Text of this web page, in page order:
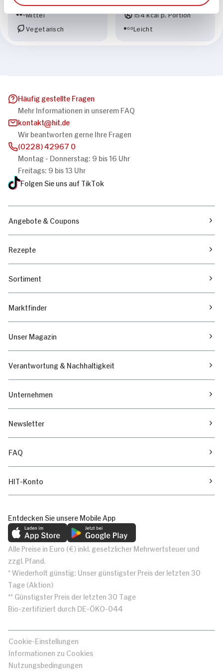
Mittel
Vegetarisch
154 kcal p. Portion
Leicht
Häufig gestellte Fragen
Mehr Informationen in unserem FAQ
kontakt
hit.de
Wir beantworten gerne Ihre Fragen
(0228) 42967 0
Montag - Donnerstag: 9 bis 16 Uhr
Freitags: 9 bis 13 Uhr
Folgen Sie uns auf TikTok
Angebote & Coupons
Rezepte
Sortiment
Marktfinder
Unser Magazin
Verantwortung & Nachhaltigkeit
Unternehmen
Newsletter
FAQ
HIT-Konto
Entdecken Sie unsere Mobile App
Alle Preise in Euro (€) inkl. gesetzlicher Mehrwertsteuer und
zzgl. Pfand.
* Wiederholt günstig: Unser günstigster Preis der letzten 30
Tage (Aktion)
** Günstigster Preis der letzten 30 Tage
Bio-zertifiziert durch DE-ÖKO-044
Cookie-Einstellungen
Informationen zu Cookies
Nutzungsbedingungen